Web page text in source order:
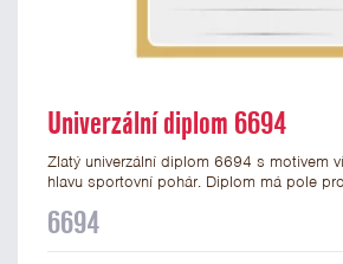
Univerzální diplom 6694
Zlatý univerzální diplom 6694 s motivem
hlavu sportovní pohár. Diplom má pole
formátu A4 a A5. Tento univerzální diplom
6694